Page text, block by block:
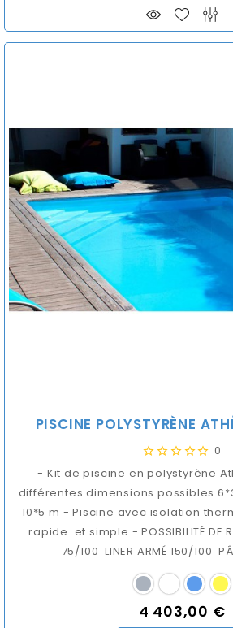
PISCINE POLYSTYRÈNE
0
- Kit de piscine en polystyrène
différentes dimensions possibles
10*5 m - Piscine avec isolation
rapide et simple - POSSIBILITÉ DE
75/100 LINER ARMÉ 150/100
Prix
4 403,00 €